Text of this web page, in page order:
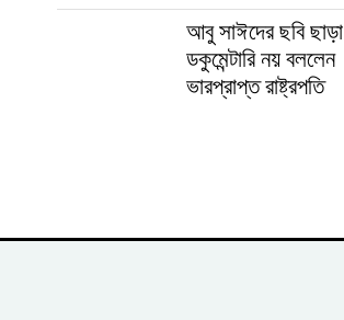
আবু সাঈদের ছবি ছাড়া
ডকুমেন্টারি নয় বললেন
ভারপ্রাপ্ত রাষ্ট্রপতি